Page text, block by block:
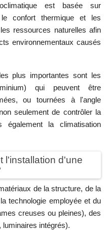
est basée sur
confort thermique et les
ressources naturelles afin
environnementaux causés
plus importantes sont les
qui peuvent être
ou tournées à l'angle
seulement de contrôler la
également la climatisation
l'installation d'une
de la structure, de la
technologie employée et du
creuses ou pleines), des
intégrés).